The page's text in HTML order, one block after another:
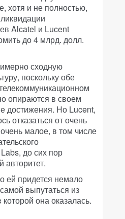
хотя и не полностью,
Alcatel и Lucent
до 4 млрд. долл.
сходную
поскольку обе
опираются в своем
достижения. Но Lucent,
отказаться от очень
малое, в том числе
до сих пор
ей придется немало
выпутаться из
она оказалась.